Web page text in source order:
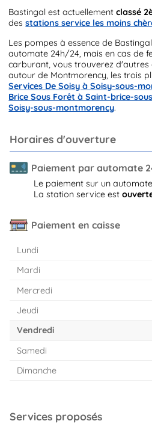
Bastingal est actuellementclassé
desstations service les moins
Les pompes à essence de
automate 24h/24, mais en cas de
carburant, vous trouverez
autour de Montmorency, les trois
Services De Soisy à Soisy-sous-
Brice Sous Forêt à Saint-brice-
Soisy-sous-montmorency.
Horaires d'ouverture
Paiement par automate
Le paiement sur un
La station service est
Paiement en caisse
Lundi
Mardi
Mercredi
Jeudi
Vendredi
Samedi
Dimanche
Services proposés